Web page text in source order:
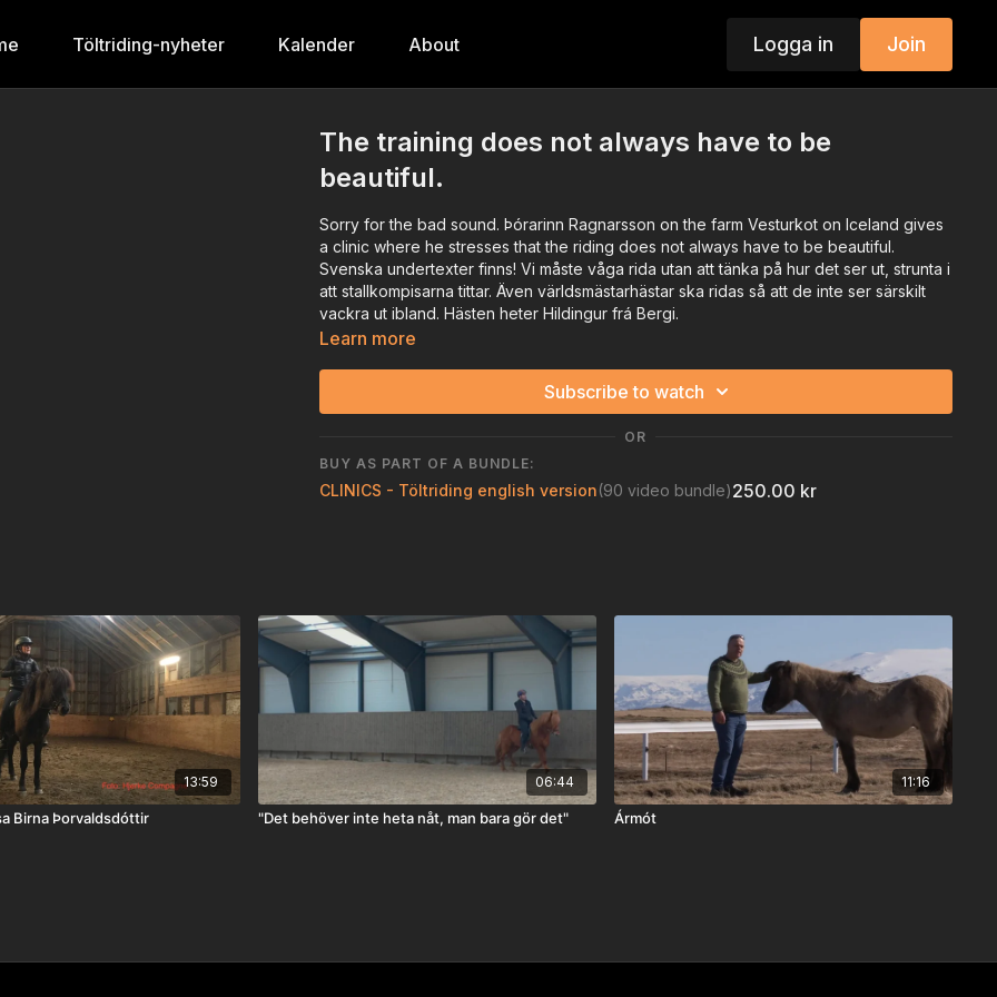
Töltriding-nyheter Kalender About Logga in Join
The training does not always have to be
beautiful.
Sorry for the bad sound. Þórarinn Ragnarsson on the farm Vesturkot on Iceland gives
a clinic where he stresses that the riding does not always have to be beautiful.
Svenska undertexter finns! Vi måste våga rida utan att tänka på hur det ser ut, strunta i
att stallkompisarna tittar. Även världsmästarhästar ska ridas så att de inte ser särskilt
vackra ut ibland. Hästen heter Hildingur frá Bergi.
Learn more
Subscribe to watch
OR
BUY AS PART OF A BUNDLE:
CLINICS - Töltriding english version(90 video bundle)250.00 kr
13:59
Birna Þorvaldsdóttir
06:44
"Det behöver inte heta nåt, man bara gör det"
11:16
Ármót